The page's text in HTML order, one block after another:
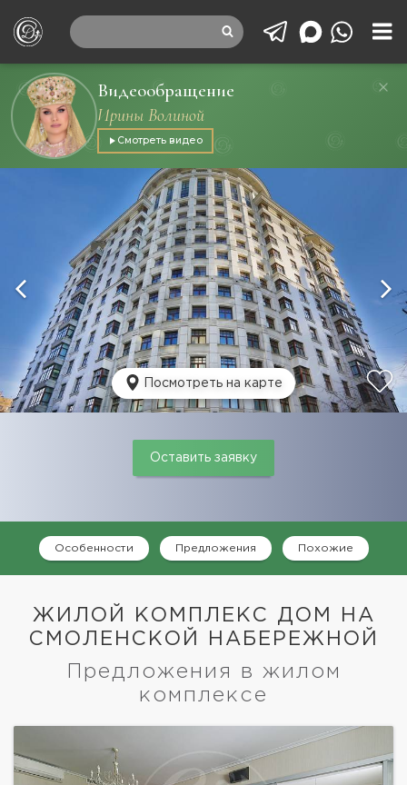
Видеообращение
Ирины Волиной
Смотреть видео
Посмотреть на карте
Оставить заявку
Особенности Предложения Похожие
ЖИЛОЙ КОМПЛЕКС ДОМ НА
СМОЛЕНСКОЙ НАБЕРЕЖНОЙ
Предложения в жилом
комплексе